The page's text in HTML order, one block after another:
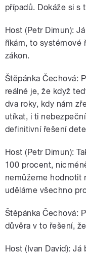
případů. Dokáže si s
Host (Petr Dimun):
říkám, to systémové
zákon.
Štěpánka Čechová:
reálné je, že když
dva roky, kdy nám
utíkat, i ti
definitivní řešení
Host (Petr Dimun):
100 procent,
nemůžeme hodnotit
uděláme všechno
Štěpánka Čechová:
důvěra v to řešení,
Host (Ivan David):